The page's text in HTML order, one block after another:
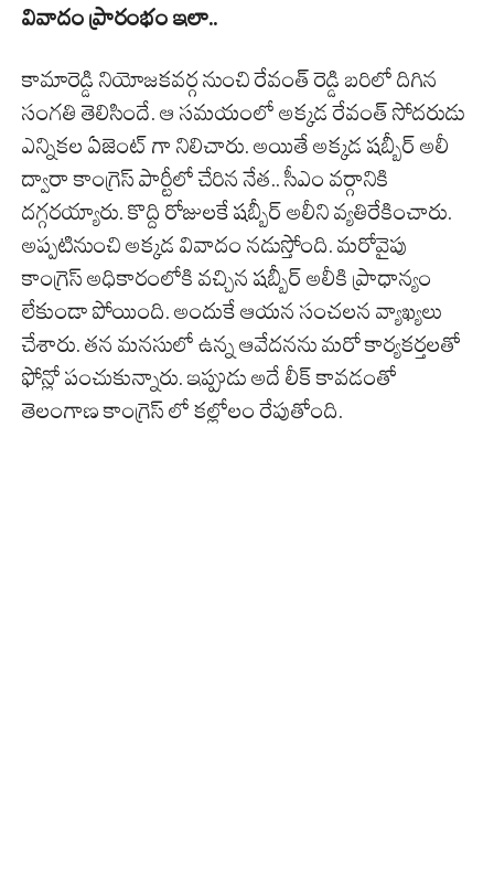
వివాదం ప్రారంభం ఇలా..
కామారెడ్డి నియోజకవర్గ నుంచి రేవంత్ రెడ్డి బరిలో దిగిన
సంగతి తెలిసిందే. ఆ సమయంలో అక్కడ రేవంత్ సోదరుడు
ఎన్నికల ఏజెంట్ గా నిలిచారు. అయితే అక్కడ షబ్బీర్ అలీ
ద్వారా కాంగ్రెస్ పార్టీలో చేరిన నేత.. సీఎం వర్గానికి
దగ్గరయ్యారు. కొద్ది రోజులకే షబ్బీర్ అలీని వ్యతిరేకించారు.
అప్పటినుంచి అక్కడ వివాదం నడుస్తోంది. మరోవైపు
కాంగ్రెస్ అధికారంలోకి వచ్చిన షబ్బీర్ అలీకి ప్రాధాన్యం
లేకుండా పోయింది. అందుకే ఆయన సంచలన వ్యాఖ్యలు
చేశారు. తన మనసులో ఉన్న ఆవేదనను మరో కార్యకర్తలతో
ఫోన్లో పంచుకున్నారు. ఇప్పుడు అదే లీక్ కావడంతో
తెలంగాణ కాంగ్రెస్ లో కల్లోలం రేపుతోంది.